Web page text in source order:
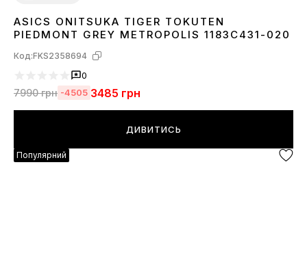
36 373839404142 4344 45
ASICS ONITSUKA TIGER TOKUTEN
PIEDMONT GREY METROPOLIS 1183C431-020
Код:FKS2358694
0
7990грн -4505 3485 грн
ДИВИТИСЬ
Популярний